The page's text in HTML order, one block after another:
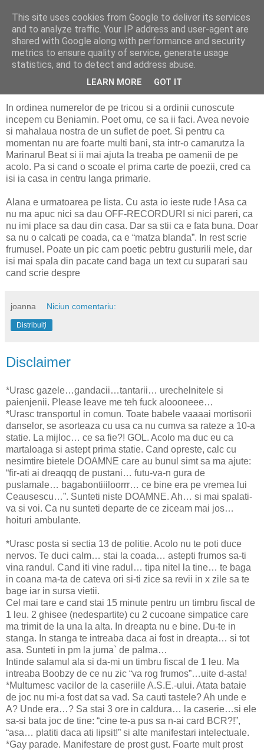
politically correct
miercuri, 23 iulie 2014
Mahalaua blogosferica - Alti lautari
In ordinea numerelor de pe tricou si a ordinii cunoscute
incepem cu Beniamin. Poet omu, ce sa ii faci. Avea nevoie
si mahalaua nostra de un suflet de poet. Si pentru ca
momentan nu are foarte multi bani, sta intr-o camarutza la
Marinarul Beat si ii mai ajuta la treaba pe oamenii de pe
acolo. Pa si cand o scoate el prima carte de poezii, cred ca
isi ia casa in centru langa primarie.
Alana e urmatoarea pe lista. Cu asta io ieste rude ! Asa ca
nu ma apuc nici sa dau OFF-RECORDURI si nici pareri, ca
nu imi place sa dau din casa. Dar sa stii ca e fata buna. Doar
sa nu o calcati pe coada, ca e “matza blanda”. In rest scrie
frumusel. Poate un pic cam poetic pebtru gusturili mele, dar
isi mai spala din pacate cand baga un text cu suparari sau
cand scrie despre
joanna Niciun comentariu:
Distribuiți
Disclaimer
*Urasc gazele…gandacii…tantarii… urechelnitele si
paienjenii. Please leave me teh fuck aloooneee…
*Urasc transportul in comun. Toate babele vaaaai mortisorii
danselor, se asorteaza cu usa ca nu cumva sa rateze a 10-a
statie. La mijloc… ce sa fie?! GOL. Acolo ma duc eu ca
martaloaga si astept prima statie. Cand opreste, calc cu
nesimtire bietele DOAMNE care au bunul simt sa ma ajute:
“fir-ati ai dreaqqq de pustani… futu-va-n gura de
puslamale… bagabontiiiloorrr… ce bine era pe vremea lui
Ceausescu…”. Sunteti niste DOAMNE. Ah… si mai spalati-
va si voi. Ca nu sunteti departe de ce ziceam mai jos…
hoituri ambulante.
*Urasc posta si sectia 13 de politie. Acolo nu te poti duce
nervos. Te duci calm… stai la coada… astepti frumos sa-ti
vina randul. Cand iti vine radul… tipa nitel la tine… te baga
in coana ma-ta de cateva ori si-ti zice sa revii in x zile sa te
bage iar in sursa vietii.
Cel mai tare e cand stai 15 minute pentru un timbru fiscal de
1 leu. 2 ghisee (nedespartite) cu 2 cucoane simpatice care
ma trimit de la una la alta. In dreapta nu e bine. Du-te in
stanga. In stanga te intreaba daca ai fost in dreapta… si tot
asa. Sunteti in pm la juma` de palma…
Intinde salamul ala si da-mi un timbru fiscal de 1 leu. Ma
intreaba Boobzy de ce nu zic “va rog frumos”…uite d-asta!
*Multumesc vacilor de la caseriile A.S.E.-ului. Atata bataie
de joc nu mi-a fost dat sa vad. Sa cauti tastele? Ah unde e
A? Unde era…? Sa stai 3 ore in caldura… la caserie…si ele
sa-si bata joc de tine: “cine te-a pus sa n-ai card BCR?!”,
“asa… platiti daca ati lipsit!” si alte manifestari intelectuale.
*Gay parade. Manifestare de prost gust. Foarte mult prost
This site uses cookies from Google to deliver its services
and to analyze traffic. Your IP address and user-agent are
shared with Google along with performance and security
metrics to ensure quality of service, generate usage
statistics, and to detect and address abuse.
LEARN MORE GOT IT